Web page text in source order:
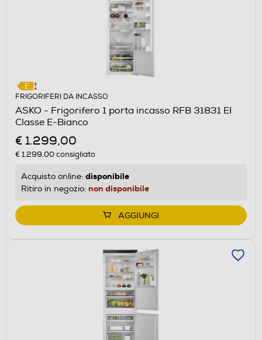
FRIGORIFERI DA INCASSO
ASKO - Frigorifero 1 porta incasso RFB 31831 EI
Classe E-Bianco
€ 1.299,00
€ 1.299,00consigliato
Acquisto online: disponibile
Ritiro in negozio: non disponibile
AGGIUNGI